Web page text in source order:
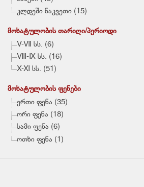
კლდეში ნაკვეთი (15)
ᲛᲝᲮᲐᲢᲣᲚᲝᲑᲘᲡ ᲗᲐᲠᲘᲦᲘ/ᲞᲔᲠᲘᲝᲓᲘ
V-VII სს. (6)
VIII-IX სს. (16)
X-XI სს. (51)
ᲛᲝᲮᲐᲢᲣᲚᲝᲑᲘᲡ ᲤᲔᲜᲔᲑᲘ
ერთი ფენა (35)
ორი ფენა (18)
სამი ფენა (6)
ოთხი ფენა (1)